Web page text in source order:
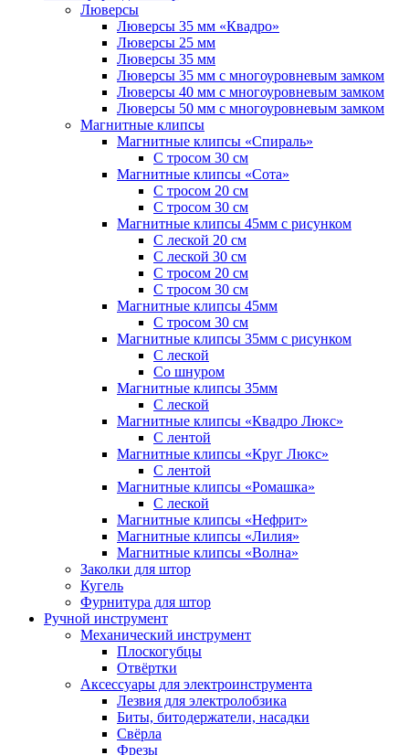
Люверсы
Люверсы 35 мм «Квадро»
Люверсы 25 мм
Люверсы 35 мм
Люверсы 35 мм с многоуровневым замком
Люверсы 40 мм с многоуровневым замком
Люверсы 50 мм с многоуровневым замком
Магнитные клипсы
Магнитные клипсы «Спираль»
С тросом 30 см
Магнитные клипсы «Сота»
С тросом 20 см
С тросом 30 см
Магнитные клипсы 45мм с рисунком
С леской 20 см
С леской 30 см
С тросом 20 см
С тросом 30 см
Магнитные клипсы 45мм
С тросом 30 см
Магнитные клипсы 35мм с рисунком
С леской
Со шнуром
Магнитные клипсы 35мм
С леской
Магнитные клипсы «Квадро Люкс»
С лентой
Магнитные клипсы «Круг Люкс»
С лентой
Магнитные клипсы «Ромашка»
С леской
Магнитные клипсы «Нефрит»
Магнитные клипсы «Лилия»
Магнитные клипсы «Волна»
Заколки для штор
Кугель
Фурнитура для штор
Ручной инструмент
Механический инструмент
Плоскогубцы
Отвёртки
Аксессуары для электроинструмента
Лезвия для электролобзика
Биты, битодержатели, насадки
Свёрла
Фрезы